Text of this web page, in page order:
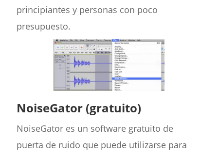
principiantes y personas con poco
presupuesto.
NoiseGator (gratuito)
NoiseGator es un software gratuito de
puerta de ruido que puede utilizarse para